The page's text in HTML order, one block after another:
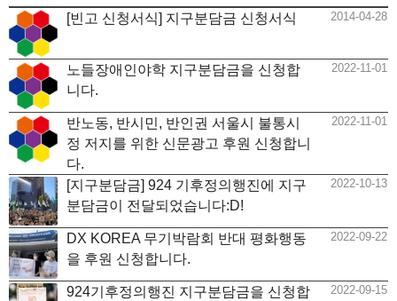
[빈고 신청서식] 지구분담금 신청서식 2014-04-28
노들장애인야학 지구분담금을 신청합
니다.
2022-11-01
반노동, 반시민, 반인권 서울시 불통시
정 저지를 위한 신문광고 후원 신청합니
다.
2022-11-01
[지구분담금] 924 기후정의행진에 지구
분담금이 전달되었습니다:D!
2022-10-13
DX KOREA 무기박람회 반대 평화행동
을 후원 신청합니다.
2022-09-22
924기후정의행진 지구분담금을 신청합
2022-09-15